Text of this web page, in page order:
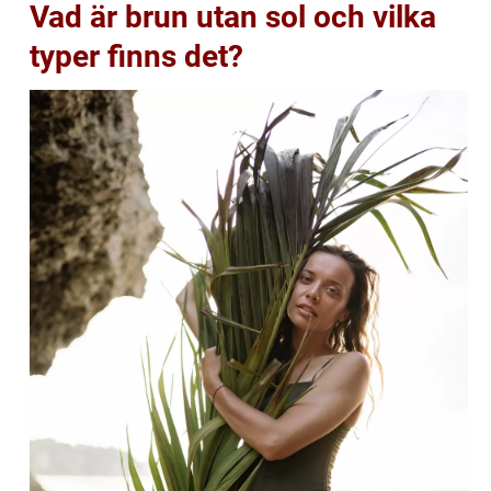
Vad är brun utan sol och vilka
typer finns det?